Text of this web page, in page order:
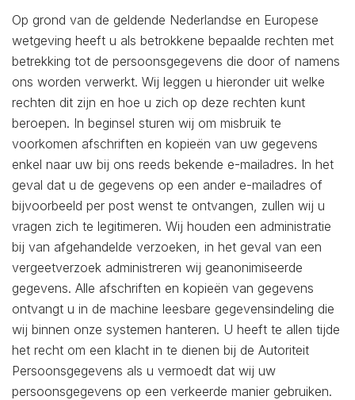
Op grond van de geldende Nederlandse en Europese
wetgeving heeft u als betrokkene bepaalde rechten met
betrekking tot de persoonsgegevens die door of namens
ons worden verwerkt. Wij leggen u hieronder uit welke
rechten dit zijn en hoe u zich op deze rechten kunt
beroepen. In beginsel sturen wij om misbruik te
voorkomen afschriften en kopieën van uw gegevens
enkel naar uw bij ons reeds bekende e-mailadres. In het
geval dat u de gegevens op een ander e-mailadres of
bijvoorbeeld per post wenst te ontvangen, zullen wij u
vragen zich te legitimeren. Wij houden een administratie
bij van afgehandelde verzoeken, in het geval van een
vergeetverzoek administreren wij geanonimiseerde
gegevens. Alle afschriften en kopieën van gegevens
ontvangt u in de machine leesbare gegevensindeling die
wij binnen onze systemen hanteren. U heeft te allen tijde
het recht om een klacht in te dienen bij de Autoriteit
Persoonsgegevens als u vermoedt dat wij uw
persoonsgegevens op een verkeerde manier gebruiken.